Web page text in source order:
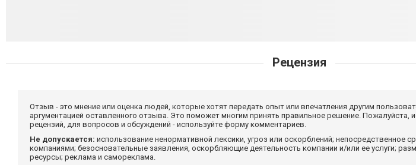
Рецензия
Отзыв - это мнение или оценка людей, которые хотят передать опыт или впечатления другим
аргументацией оставленного отзыва. Это поможет многим принять правильное решение. Пожалуйста,
рецензий, для вопросов и обсуждений - используйте форму комментариев.
Не допускается: использование ненормативной лексики, угроз или оскорблений; непосредственное
компаниями; безосновательные заявления, оскорбляющие деятельность компании и/или ее услуги;
ресурсы; реклама и самореклама.